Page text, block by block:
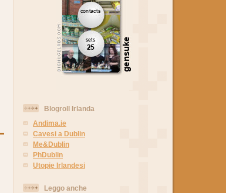
Blogroll Irlanda
Andima.ie
Cavesi a Dublin
Me&Dublin
PhDublin
Utopie Irlandesi
Leggo anche